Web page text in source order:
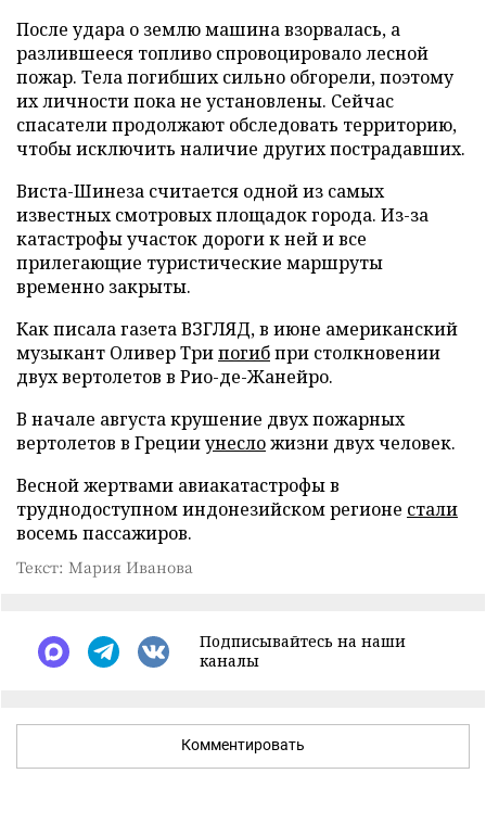
После удара о землю машина взорвалась, а
разлившееся топливо спровоцировало лесной
пожар. Тела погибших сильно обгорели, поэтому
их личности пока не установлены. Сейчас
спасатели продолжают обследовать территорию,
чтобы исключить наличие других пострадавших.
Виста-Шинеза считается одной из самых
известных смотровых площадок города. Из-за
катастрофы участок дороги к ней и все
прилегающие туристические маршруты
временно закрыты.
Как писала газета ВЗГЛЯД, в июне американский
музыкант Оливер Трипогибпри столкновении
двух вертолетов в Рио-де-Жанейро.
В начале августа крушение двух пожарных
вертолетов в Грецииунесложизни двух человек.
Весной жертвами авиакатастрофы в
труднодоступном индонезийском регионе стали
восемь пассажиров.
Текст: Мария Иванова
Подписывайтесь на наши
каналы
Комментировать